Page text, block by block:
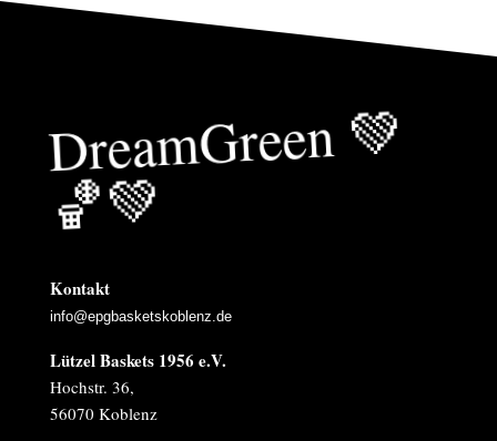
Drea
mGreen
💚
🏀
💚
Kontakt
info@epgbasketskoblenz.de
Lützel Baskets 1956 e.V.
Hochstr. 36,
56070 Koblenz